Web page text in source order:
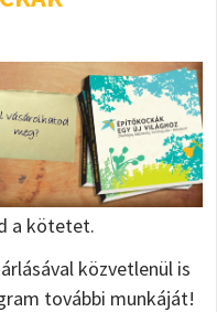
a kötetet.
közvetlenül is
további munkáját!